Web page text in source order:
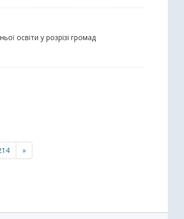
освіти у розрізі громад
»